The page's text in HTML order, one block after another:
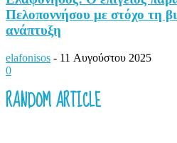
Πελοποννήσου με στόχο τη
ανάπτυξη
elafonisos - 11 Αυγούστου 2025
0
RANDOM ARTICLE